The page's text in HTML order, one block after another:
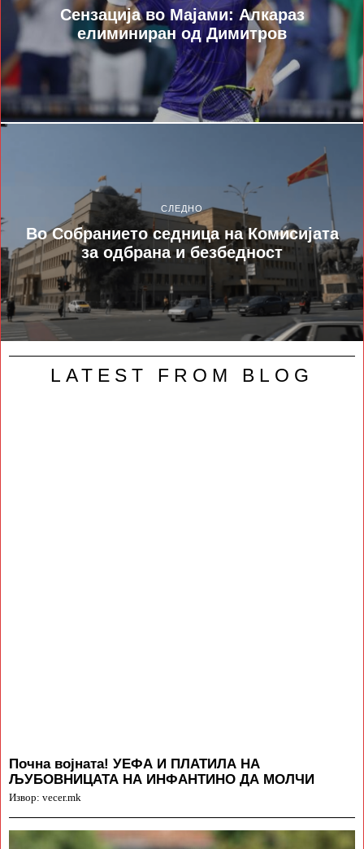
Сензација во Мајами: Алкараз
елиминиран од Димитров
СЛЕДНО
Во Собранието седница на Комисијата
за одбрана и безбедност
LATEST FROM BLOG
Почна војната! УЕФА И ПЛАТИЛА НА
ЉУБОВНИЦАТА НА ИНФАНТИНО ДА МОЛЧИ
Извор: vecer.mk